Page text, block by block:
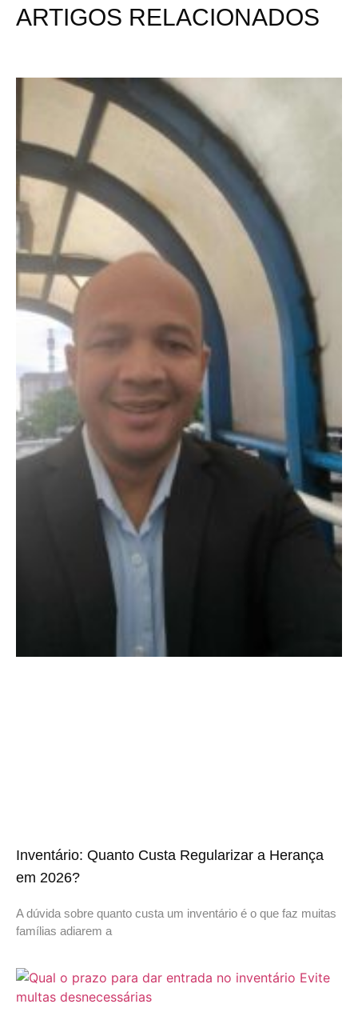
ARTIGOS RELACIONADOS
Inventário: Quanto Custa Regularizar a Herança
em 2026?
A dúvida sobre quanto custa um inventário é o que faz muitas
famílias adiarem a